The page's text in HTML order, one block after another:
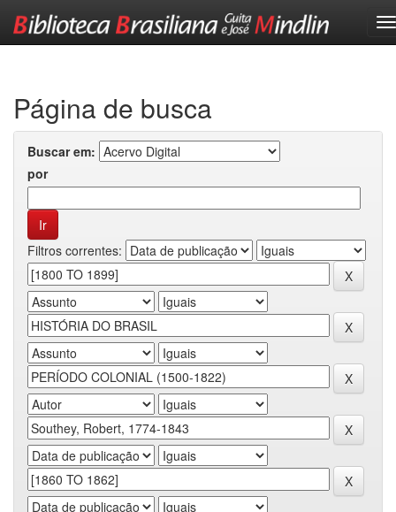
Página de busca
Buscar em:
por
Filtros correntes: